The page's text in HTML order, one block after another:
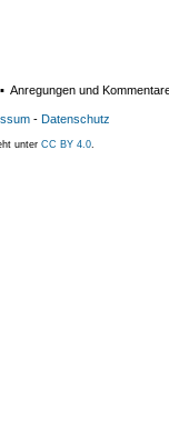
Anregungen und
- Datenschutz
unter CC BY 4.0